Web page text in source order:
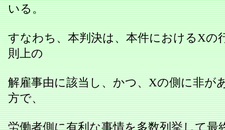
いる。
すなわち、本判決は、本件におけるXの
則上の
解雇事由に該当し、かつ、Xの側に非が
方で、
労働者側に有利な事情を多数列挙して最